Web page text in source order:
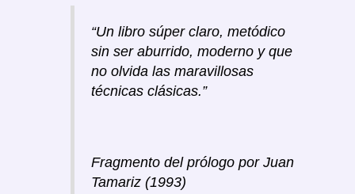
“Un libro súper claro, metódico
sin ser aburrido, moderno y que
no olvida las maravillosas
técnicas clásicas.”
Fragmento del prólogo por Juan
Tamariz (1993)